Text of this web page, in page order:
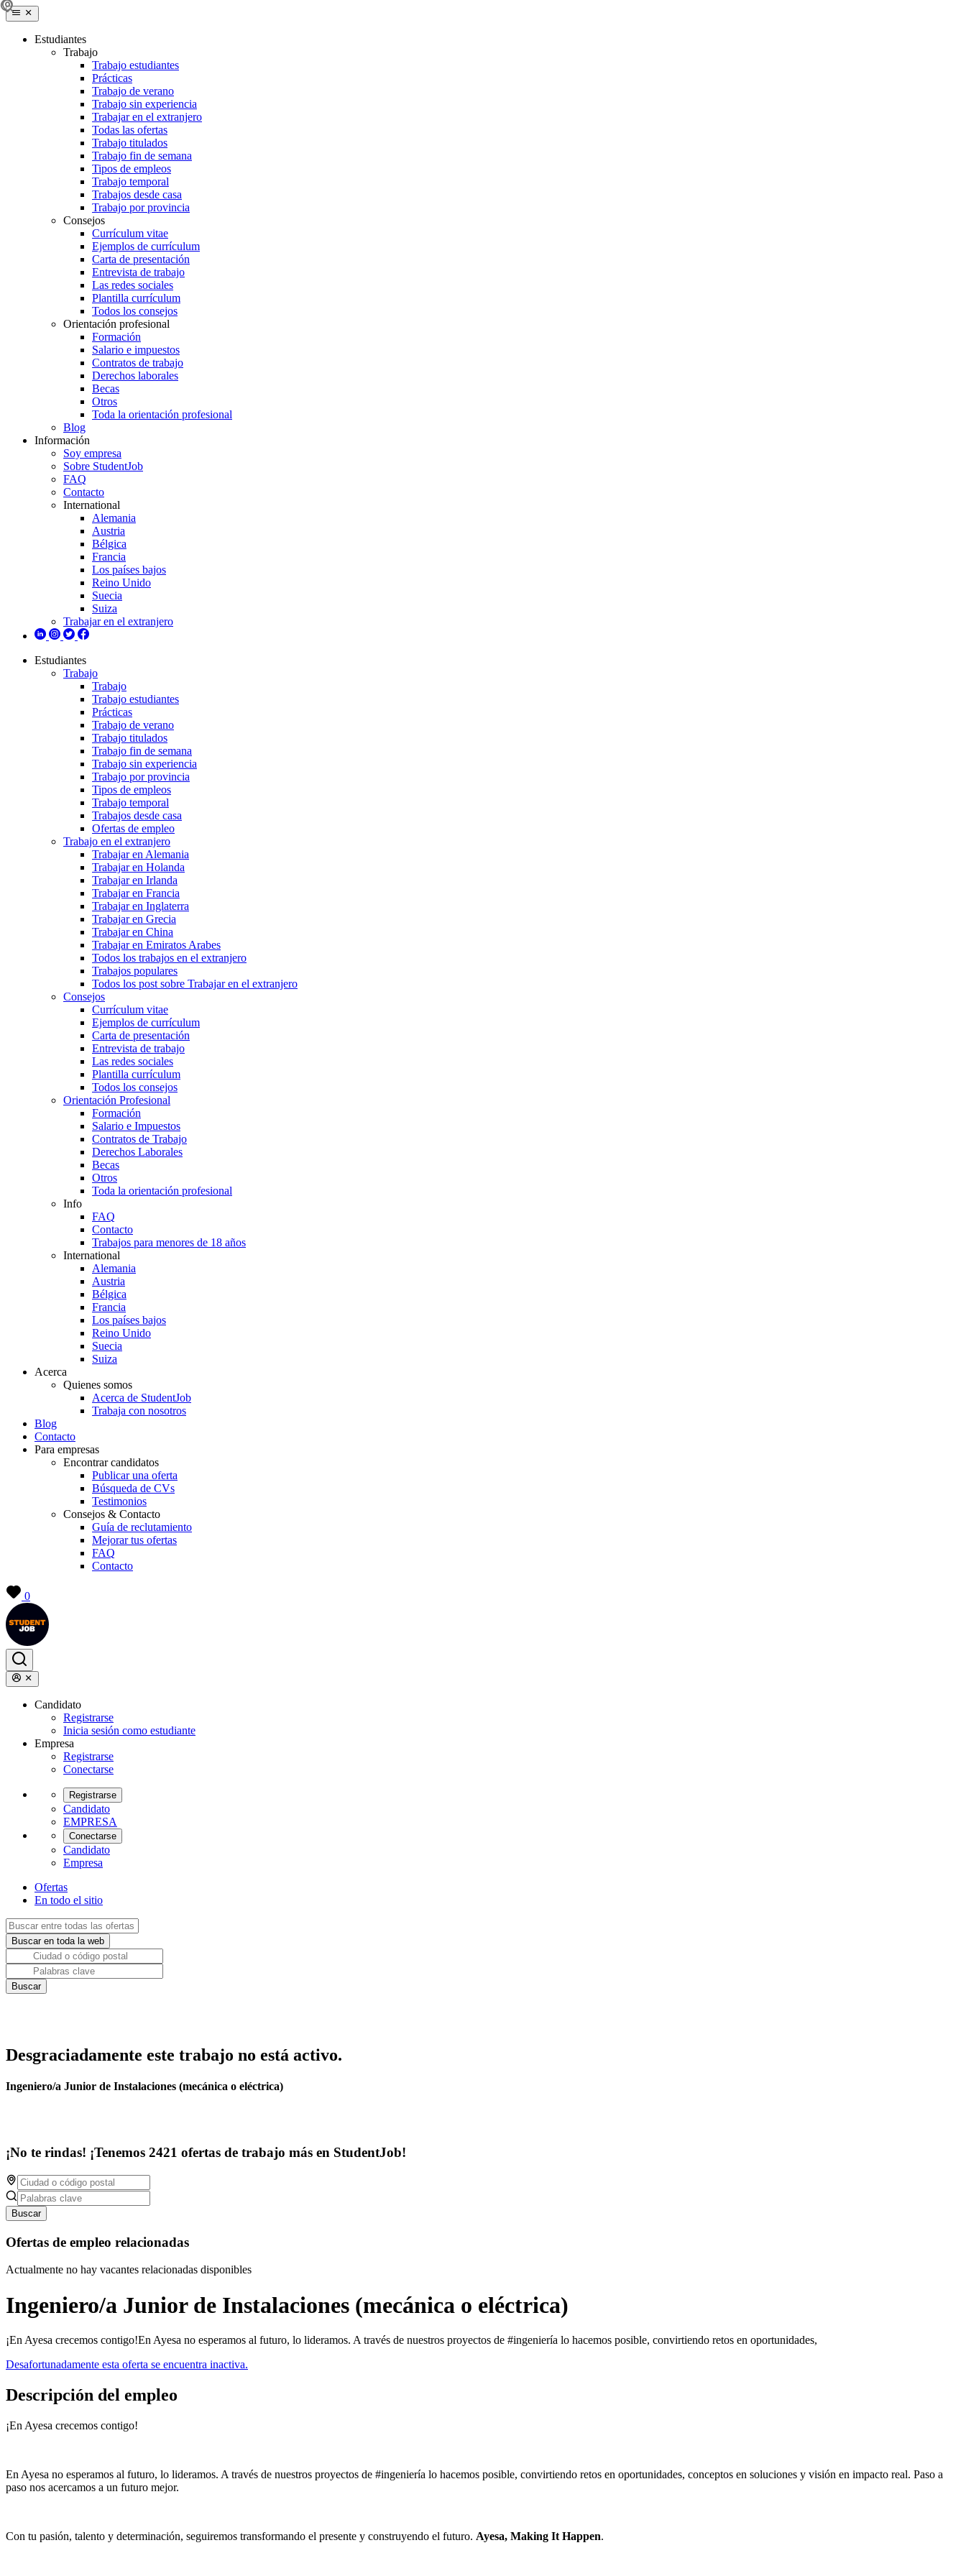
Estudiantes
Trabajo
Trabajo estudiantes
Prácticas
Trabajo de verano
Trabajo sin experiencia
Trabajar en el extranjero
Todas las ofertas
Trabajo titulados
Trabajo fin de semana
Tipos de empleos
Trabajo temporal
Trabajos desde casa
Trabajo por provincia
Consejos
Currículum vitae
Ejemplos de currículum
Carta de presentación
Entrevista de trabajo
Las redes sociales
Plantilla currículum
Todos los consejos
Orientación profesional
Formación
Salario e impuestos
Contratos de trabajo
Derechos laborales
Becas
Otros
Toda la orientación profesional
Blog
Información
Soy empresa
Sobre StudentJob
FAQ
Contacto
International
Alemania
Austria
Bélgica
Francia
Los países bajos
Reino Unido
Suecia
Suiza
Trabajar en el extranjero
Estudiantes
Trabajo
Trabajo
Trabajo estudiantes
Prácticas
Trabajo de verano
Trabajo titulados
Trabajo fin de semana
Trabajo sin experiencia
Trabajo por provincia
Tipos de empleos
Trabajo temporal
Trabajos desde casa
Ofertas de empleo
Trabajo en el extranjero
Trabajar en Alemania
Trabajar en Holanda
Trabajar en Irlanda
Trabajar en Francia
Trabajar en Inglaterra
Trabajar en Grecia
Trabajar en China
Trabajar en Emiratos Arabes
Todos los trabajos en el extranjero
Trabajos populares
Todos los post sobre Trabajar en el extranjero
Consejos
Currículum vitae
Ejemplos de currículum
Carta de presentación
Entrevista de trabajo
Las redes sociales
Plantilla currículum
Todos los consejos
Orientación Profesional
Formación
Salario e Impuestos
Contratos de Trabajo
Derechos Laborales
Becas
Otros
Toda la orientación profesional
Info
FAQ
Contacto
Trabajos para menores de 18 años
International
Alemania
Austria
Bélgica
Francia
Los países bajos
Reino Unido
Suecia
Suiza
Acerca
Quienes somos
Acerca de StudentJob
Trabaja con nosotros
Blog
Contacto
Para empresas
Encontrar candidatos
Publicar una oferta
Búsqueda de CVs
Testimonios
Consejos & Contacto
Guía de reclutamiento
Mejorar tus ofertas
FAQ
Contacto
0
Candidato
Registrarse
Inicia sesión como estudiante
Empresa
Registrarse
Conectarse
Registrarse
Candidato
EMPRESA
Conectarse
Candidato
Empresa
Ofertas
En todo el sitio
Desgraciadamente este trabajo no está activo.
Ingeniero/a Junior de Instalaciones (mecánica o eléctrica)
¡No te rindas! ¡Tenemos 2421 ofertas de trabajo más en StudentJob!
Buscar
Ofertas de empleo relacionadas
Actualmente no hay vacantes relacionadas disponibles
Ingeniero/a Junior de Instalaciones (mecánica o eléctrica)
¡En Ayesa crecemos contigo!En Ayesa no esperamos al futuro, lo lideramos. A través de nuestros proyectos de #ingeniería lo hacemos posible, convirtiendo retos en oportunidades,
Desafortunadamente esta oferta se encuentra inactiva.
Descripción del empleo
¡En Ayesa crecemos contigo!
En Ayesa no esperamos al futuro, lo lideramos. A través de nuestros proyectos de #ingeniería lo hacemos posible, convirtiendo retos en oportunidades, conceptos en soluciones y visión en impacto real. Paso a
paso nos acercamos a un futuro mejor.
Con tu pasión, talento y determinación, seguiremos transformando el presente y construyendo el futuro. Ayesa, Making It Happen.